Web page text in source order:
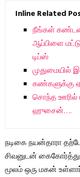
Inline Related
நீங்கள்
ஆப்பிளை
டிப்ஸ்
முதுமையில்
கண்களுக்கு
சொந்த ஊரில்
ஹுசைன்….
நடிகை நயன்தாரா
சிவனுடன் கைகோர்த்து
மூலம் ஒரு மகன்